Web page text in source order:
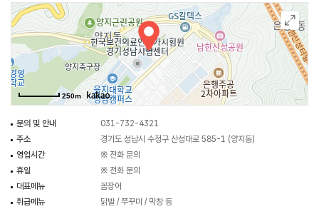
250m
문의 및 안내
031-732-4321
주소
경기도 성남시 수정구 산성대로 585-1 (양지동)
영업시간
※ 전화 문의
휴일
※ 전화 문의
대표메뉴
꼼장어
취급메뉴
닭발 / 쭈꾸미 / 막창 등